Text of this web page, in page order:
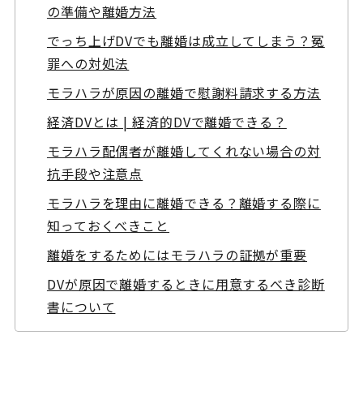
の準備や離婚方法
でっち上げDVでも離婚は成立してしまう？冤
罪への対処法
モラハラが原因の離婚で慰謝料請求する方法
経済DVとは | 経済的DVで離婚できる？
モラハラ配偶者が離婚してくれない場合の対
抗手段や注意点
モラハラを理由に離婚できる？離婚する際に
知っておくべきこと
離婚をするためにはモラハラの証拠が重要
DVが原因で離婚するときに用意するべき診断
書について